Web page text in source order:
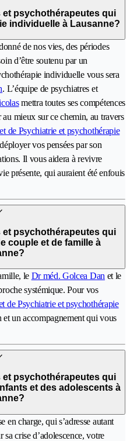
psychothérapeutes qui
individuelle à Lausanne?
de nos vies, des périodes
d’être soutenu par un
individuelle vous sera
. L’équipe de psychiatres et
mettra toutes ses compétences
mieux sur ce chemin, au travers
de Psychiatrie et psychothérapie
vos pensées par son
Il vous aidera à revivre
présente, qui auraient été enfouis
psychothérapeutes qui
couple et de famille à
le Dr méd. Golcea Danet le
systémique. Pour vos
de Psychiatrie et psychothérapie
un accompagnement qui vous
psychothérapeutes qui
et des adolescents à
en charge, qui s’adresse autant
sa crise d’adolescence, votre